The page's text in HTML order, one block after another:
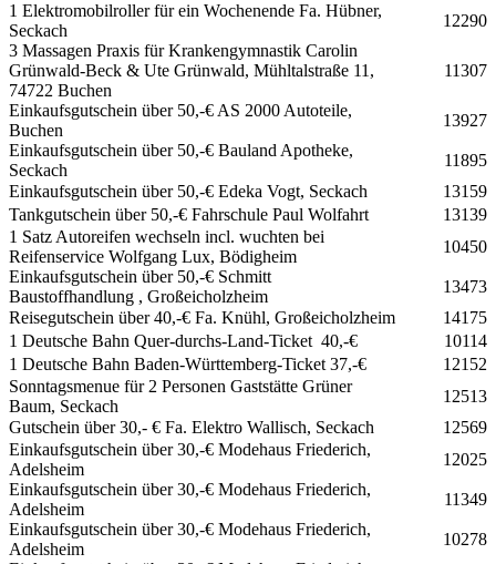
1 Elektromobilroller für ein Wochenende Fa. Hübner,
Seckach
12290
3 Massagen Praxis für Krankengymnastik Carolin
Grünwald-Beck & Ute Grünwald, Mühltalstraße 11,
74722 Buchen
11307
Einkaufsgutschein über 50,-€ AS 2000 Autoteile,
Buchen
13927
Einkaufsgutschein über 50,-€ Bauland Apotheke,
Seckach
11895
Einkaufsgutschein über 50,-€ Edeka Vogt, Seckach
13159
Tankgutschein über 50,-€ Fahrschule Paul Wolfahrt
13139
1 Satz Autoreifen wechseln incl. wuchten bei
Reifenservice Wolfgang Lux, Bödigheim
10450
Einkaufsgutschein über 50,-€ Schmitt
Baustoffhandlung , Großeicholzheim
13473
Reisegutschein über 40,-€ Fa. Knühl, Großeicholzheim
14175
1 Deutsche Bahn Quer-durchs-Land-Ticket 40,-€
10114
1 Deutsche Bahn Baden-Württemberg-Ticket 37,-€
12152
Sonntagsmenue für 2 Personen Gaststätte Grüner
Baum, Seckach
12513
Gutschein über 30,- € Fa. Elektro Wallisch, Seckach
12569
Einkaufsgutschein über 30,-€ Modehaus Friederich,
Adelsheim
12025
Einkaufsgutschein über 30,-€ Modehaus Friederich,
Adelsheim
11349
Einkaufsgutschein über 30,-€ Modehaus Friederich,
Adelsheim
10278